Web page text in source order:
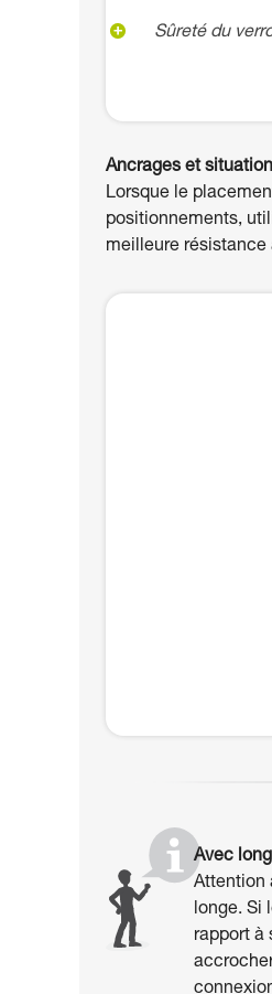
Sûreté du
Ancrages et
Lorsque le
positionnements,
meilleure résistance
Avec
Attention
longe. Si
rapport à